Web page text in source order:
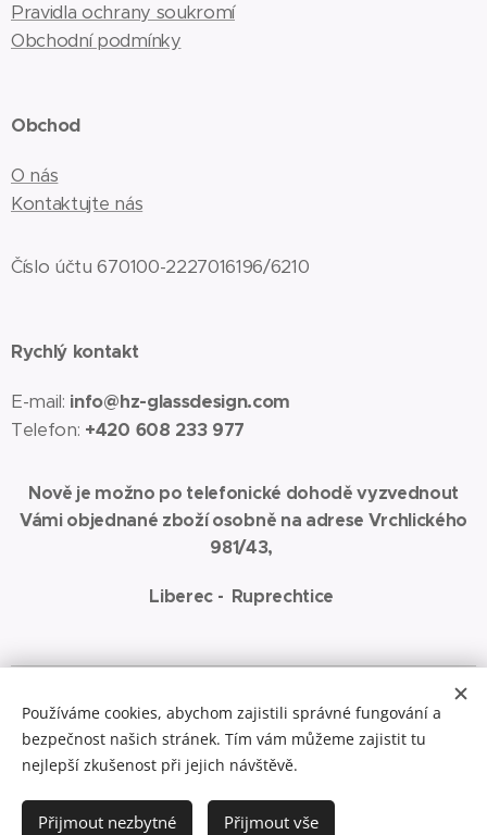
Do košíku
Pravidla ochrany soukromí
Obchodní podmínky
Obchod
O nás
Kontaktujte nás
Číslo účtu 670100-2227016196/6210
Rychlý kontakt
E-mail: info@hz-glassdesign.com
Telefon: +420 608 233 977
Nově je možno po telefonické dohodě vyzvednout
Vámi objednané zboží osobně na adrese Vrchlického
981/43,
Liberec - Ruprechtice
Zde najdete malbu akrylem na
plátno
Cookies
Používáme cookies, abychom zajistili správné fungování a
bezpečnost našich stránek. Tím vám můžeme zajistit tu
nejlepší zkušenost při jejich návštěvě.
Přijmout nezbytné Přijmout vše